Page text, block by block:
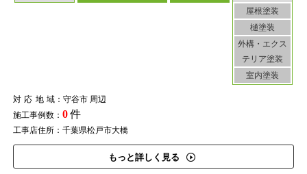
屋根塗装
樋塗装
外構・エクス
テリア塗装
室内塗装
対応地域：守谷市 周辺
施工事例数： 0件
工事店住所：千葉県松戸市大橋
もっと詳しく見る